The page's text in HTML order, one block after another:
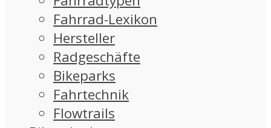
Fahrrad-Lexikon
Hersteller
Radgeschäfte
Bikeparks
Fahrtechnik
Flowtrails